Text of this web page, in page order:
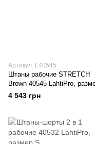
Артикул: L40545
Штаны рабочие STRETCH
Brown 40545 LahtiPro,
4 543 грн